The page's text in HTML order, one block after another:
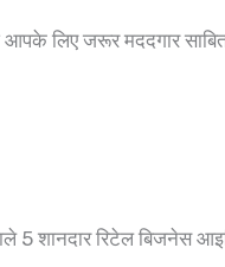
आपके लिए जरूर मददगार
शानदार रिटेल बिजनेस